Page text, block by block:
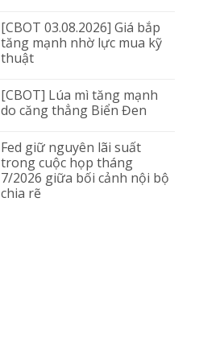
[CBOT 03.08.2026] Giá bắp
tăng mạnh nhờ lực mua kỹ
thuật
[CBOT] Lúa mì tăng mạnh
do căng thẳng Biển Đen
Fed giữ nguyên lãi suất
trong cuộc họp tháng
7/2026 giữa bối cảnh nội bộ
chia rẽ